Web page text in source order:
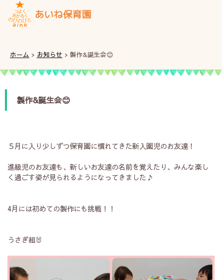
あいね保育園
ホーム > お知らせ > 製作&誕生会😊
製作&誕生会😊
５月に入り少しずつ保育園に慣れてきた新入園児のお友達！
進級児のお友達も、新しいお友達の名前を覚えたり、みんな楽し
く過ごす姿が見られるようになってきました♪
4月には初めての製作にも挑戦！！
うさぎ組🐰